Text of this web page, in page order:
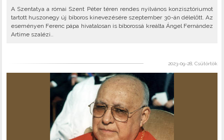
A Szentatya a római Szent Péter téren rendes nyilvános konzisztóriumot
tartott huszonegy új bíboros kinevezésére szeptember 30-án délelőtt. Az
eseményen Ferenc pápa hivatalosan is bíborossá kreálta Ángel Fernández
Artime szalézi..
2023-09-28, Csütörtök